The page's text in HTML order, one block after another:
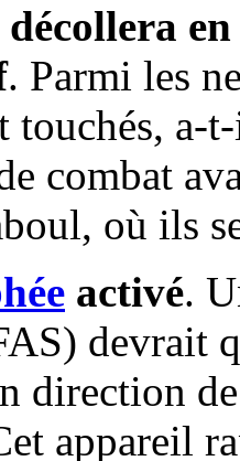
. Parmi les
touchés, a-
combat
où ils
activé.
devrait
direction
appareil